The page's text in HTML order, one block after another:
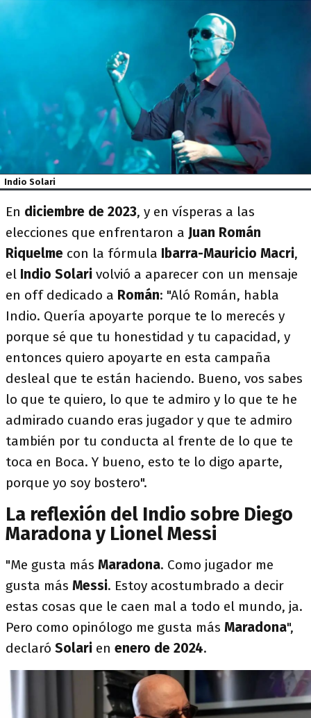
Indio Solari
En diciembre de 2023, y en vísperas a las
elecciones que enfrentaron a Juan Román
Riquelme con la fórmula Ibarra-Mauricio Macri,
el Indio Solari volvió a aparecer con un mensaje
en off dedicado a Román: "Aló Román, habla
Indio. Quería apoyarte porque te lo merecés y
porque sé que tu honestidad y tu capacidad, y
entonces quiero apoyarte en esta campaña
desleal que te están haciendo. Bueno, vos sabes
lo que te quiero, lo que te admiro y lo que te he
admirado cuando eras jugador y que te admiro
también por tu conducta al frente de lo que te
toca en Boca. Y bueno, esto te lo digo aparte,
porque yo soy bostero".
La reflexión del Indio sobre Diego
Maradona y Lionel Messi
"Me gusta más Maradona. Como jugador me
gusta más Messi. Estoy acostumbrado a decir
estas cosas que le caen mal a todo el mundo, ja.
Pero como opinólogo me gusta más Maradona",
declaró Solari en enero de 2024.